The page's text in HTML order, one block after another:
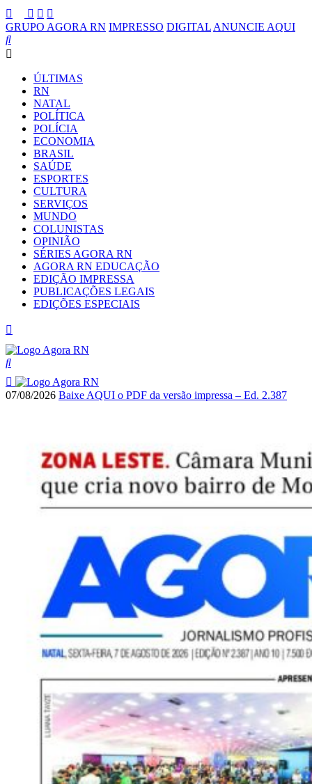
GRUPO AGORA RN IMPRESSO DIGITAL ANUNCIE AQUI
ÚLTIMAS
RN
NATAL
POLÍTICA
POLÍCIA
ECONOMIA
BRASIL
SAÚDE
ESPORTES
CULTURA
SERVIÇOS
MUNDO
COLUNISTAS
OPINIÃO
SÉRIES AGORA RN
AGORA RN EDUCAÇÃO
EDIÇÃO IMPRESSA
PUBLICAÇÕES LEGAIS
EDIÇÕES ESPECIAIS
07/08/2026 Baixe AQUI o PDF da versão impressa – Ed. 2.387